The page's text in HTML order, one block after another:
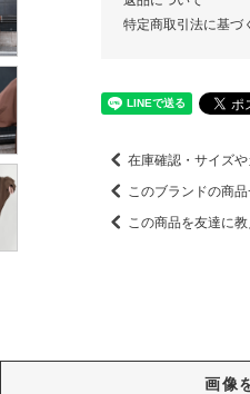
特定商取引法に基づ
在庫確認・サイズ
このブランドの商
この商品を友達に
画像